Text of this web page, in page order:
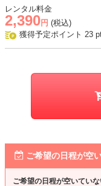
レンタル料金
2,390 円 (税込)
獲得予定ポイント 23
ご希望の日程が空
ご希望の日程が空いてい